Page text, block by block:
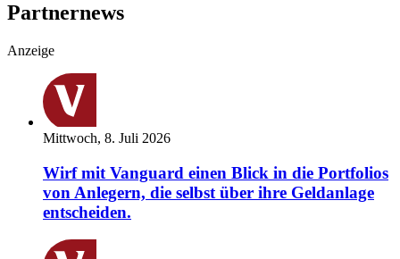
Partnernews
Anzeige
Mittwoch, 8. Juli 2026
Wirf mit Vanguard einen Blick in die Portfolios
von Anlegern, die selbst über ihre Geldanlage
entscheiden.